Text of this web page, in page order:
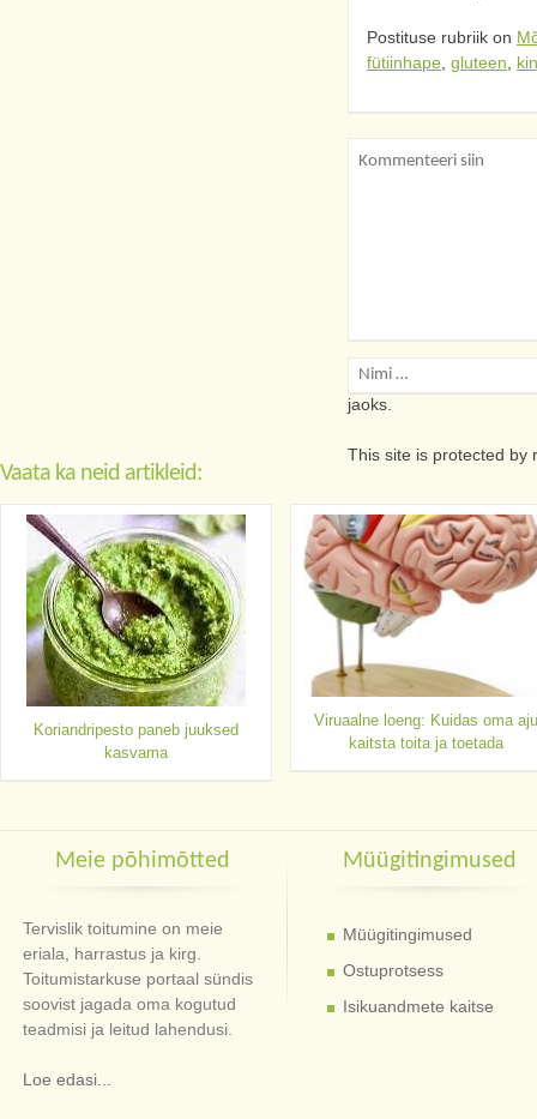
Postituse rubriik on
fütiinhape gluteen
Salvesta minu nimi,
jaoks.
This site is protected by
Vaata ka neid artikleid:
Koriandripesto paneb juuksed
kasvama
Viruaalne loeng: Kuidas oma aju
kaitsta toita ja toetada
Meie põhimõtted
Tervislik toitumine on meie
eriala, harrastus ja kirg.
Toitumistarkuse portaal sündis
soovist jagada oma kogutud
teadmisi ja leitud lahendusi.
Loe edasi...
Müügitingimused
Müügitingimused
Ostuprotsess
Isikuandmete kaitse